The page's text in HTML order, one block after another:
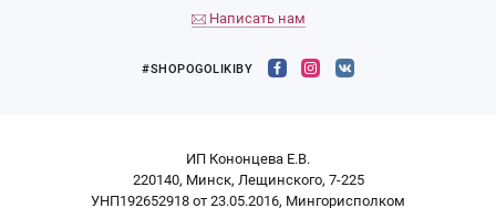
Написать нам
#SHOPOGOLIKIBY
ИП Кононцева Е.В.
220140, Минск, Лещинского, 7-225
УНП192652918 от 23.05.2016, Мингорисполком